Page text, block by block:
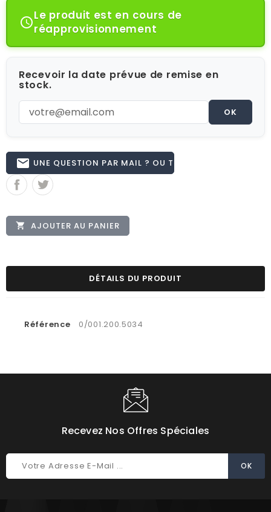
Le produit est en cours de
réapprovisionnement
Recevoir la date prévue de remise en
stock.
OK
email UNE QUESTION PAR MAIL ? OU TÉL 02.51.62.16.59
 AJOUTER AU PANIER
DÉTAILS DU PRODUIT
Référence 0/001.200.5034
Recevez Nos Offres Spéciales